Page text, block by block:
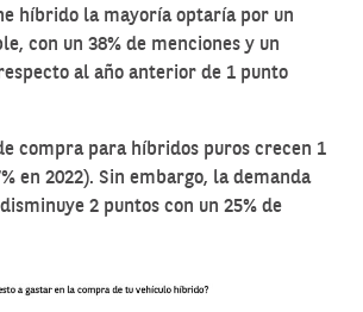
híbrido la mayoría optaría por un
con un 38% de menciones y un
al año anterior de 1 punto
compra para híbridos puros crecen 1
en 2022). Sin embargo, la demanda
2 puntos con un 25% de